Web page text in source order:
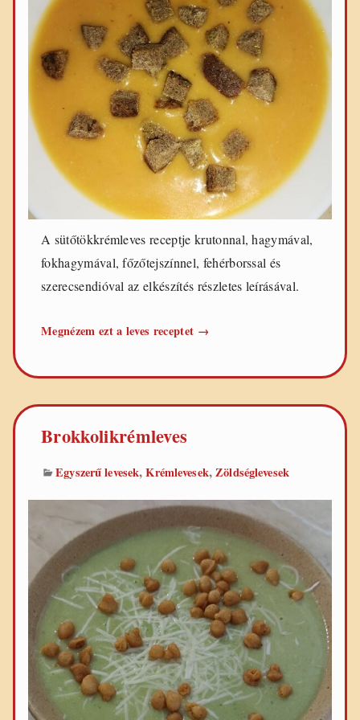
A sütőtökkrémleves receptje krutonnal, hagymával,
fokhagymával, főzőtejszínnel, fehérborssal és
szerecsendióval az elkészítés részletes leírásával.
Megnézem ezt a leves receptet Sütőtökkrémleves
→
Brokkolikrémleves
Egyszerű levesek,Krémlevesek,Zöldséglevesek